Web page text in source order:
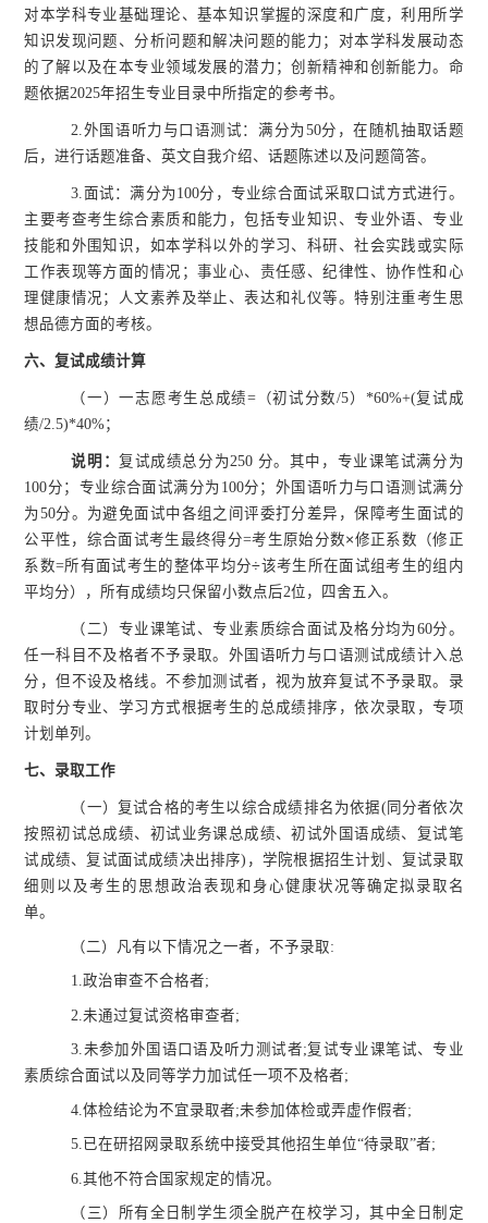
对本学科专业基础理论、基本知识掌握的深度和广度，利用所学
知识发现问题、分析问题和解决问题的能力；对本学科发展动态
的了解以及在本专业领域发展的潜力；创新精神和创新能力。命
题依据2025年招生专业目录中所指定的参考书。
2.外国语听力与口语测试：满分为50分，在随机抽取话题
后，进行话题准备、英文自我介绍、话题陈述以及问题简答。
3.面试：满分为100分，专业综合面试采取口试方式进行。
主要考查考生综合素质和能力，包括专业知识、专业外语、专业
技能和外围知识，如本学科以外的学习、科研、社会实践或实际
工作表现等方面的情况；事业心、责任感、纪律性、协作性和心
理健康情况；人文素养及举止、表达和礼仪等。特别注重考生思
想品德方面的考核。
六、复试成绩计算
（一）一志愿考生 总成绩= （初试分数/5） *60%+(复试 成
绩/2.5)*40%；
说明：复试成绩总分为250 分。 其中，专业课笔试满分为
100分；专业综合面试满分为100分；外国语听力与口语测试满分
为50分。 为避免面试中各组之间评委打分差异，保障考生面试的
公平性，综合面试考生最终得分=考生原始分数×修正系数（修正
系数=所有面试考生的整体平均分÷该考生所在面试组考生的组内
平均分）
，所有成绩均只保留小数点后2位，四舍五入。
（ 二） 专业课笔试、专业素质综合面试及格分均为60分。
任一科目不及格者不予录取。 外国语听力与口语测试成绩计入总
分，但不设及格线。不参加测试者，视为放弃复试不予录取。 录
取时分专业、学习方式根据考生的总成绩排序，依次录取 ，专项
计划单列。
七、 录取工作
（一）复试合格的考生以综合成绩排名为依据(同分者依次
按照初试总成绩、初试业务课总成绩、初试外国语成绩、复试笔
试成绩、复试面试成绩决出排序)，学院根据招生计划、复试录取
细则以及考生的思想政治表现和身心健康状况等确定拟录取名
单。
（二） 凡有以下情况之一者，不予录取:
1.政治审查不合格者;
2.未通过复试资格审查者;
3.未参加外国语口语及听力测试者;复试专业课笔试、专业
素质综合面试以及同等学力加试任一项不及格者;
4.体检结论为不宜录取者;未参加体检或弄虚作假者;
5.已在研招网录取系统中接受其他招生单位“待录取”者;
6.其他不符合国家规定的情况。
（三） 所有全日制学生须全脱产在校学习，其中全日制定